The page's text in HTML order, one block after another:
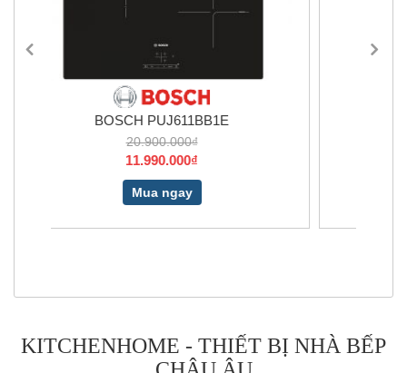
BOSCH PID675DC1E
KITCHENHOME - THIẾT BỊ NHÀ BẾP